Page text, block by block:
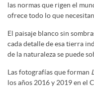
las normas que rigen el
ofrece todo lo que necesitan.
El paisaje blanco sin
cada detalle de esa tierra
de la naturaleza se puede
Las fotografías que forman
los años 2016 y 2019 en el